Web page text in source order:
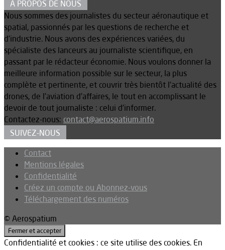
À PROPOS DE NOUS
Nous sommes des journalistes du secteur aéronautique et
spatial, passionnés par les questions de recherche et
d’industrie. Nous avons des expériences variées, du
spécialiste des lanceurs au journaliste scientifique, en
passant par le rédacteur économie. Nous voulons donner la
meilleure information possible sur le secteur, la plus
complète et pertinente, et couvrir très bientôt l’actualité des
drones, de l’aviation d’affaires, le tout en accomplissant le
devoir de tout journaliste : celui d’informer.
Contactez-nous: contact@aerospatium.info
SUIVEZ-NOUS
Contact
Mentions légales
Confidentialité
Créez un compte ou Abonnez-vous
Téléchargement des numéros
© Aerospatium
Confidentialité et cookies : ce site utilise des cookies. En